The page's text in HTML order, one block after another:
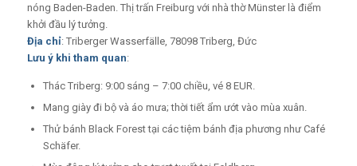
nóng Baden-Baden. Thị trấn Freiburg với nhà thờ Münster là điểm
khởi đầu lý tưởng.
Địa chỉ: Triberger Wasserfälle, 78098 Triberg, Đức
Lưu ý khi tham quan:
Thác Triberg: 9:00 sáng – 7:00 chiều, vé 8 EUR.
Mang giày đi bộ và áo mưa; thời tiết ẩm ướt vào mùa xuân.
Thử bánh Black Forest tại các tiệm bánh địa phương như Café
Schäfer.